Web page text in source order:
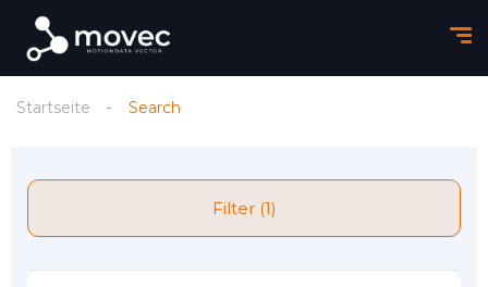
Startseite Search
Filter (1)